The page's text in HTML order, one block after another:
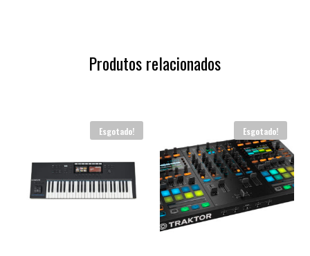
Produtos relacionados
Esgotado! Esgotado!